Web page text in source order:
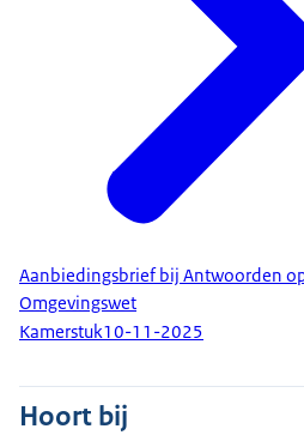
Aanbiedingsbrief bij Antwoorden
Omgevingswet
Kamerstuk10-11-2025
Hoort bij